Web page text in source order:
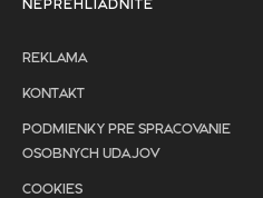
NEPREHLIADNITE
REKLAMA
KONTAKT
PODMIENKY PRE SPRACOVANIE
OSOBNYCH UDAJOV
COOKIES